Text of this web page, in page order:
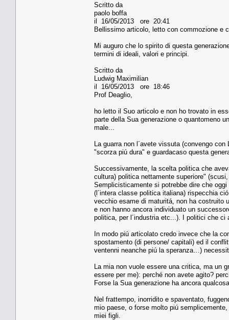
Scritto da
paolo boffa
il 16/05/2013 ore 20:41
Bellissimo articolo, letto con commozione e
Mi auguro che lo spirito di questa
termini di ideali, valori e principi.
Scritto da
Ludwig Maximilian
il 16/05/2013 ore 18:46
Prof Deaglio,
ho letto il Suo articolo e non ho trovato in
parte della Sua generazione o quantomeno
male...
La guarra non l´avete vissuta (convengo
"scorza piú dura" e guardacaso questa
Successivamente, la scelta politica che
cultura) politica nettamente superiore"
Semplicisticamente si potrebbe dire che
(l´intera classe politica italiana) rispecchia
vecchio esame di maturitá, non ha costruito
e non hanno ancora individuato un
politica, per l´industria etc...). I politici che
In modo piú articolato credo invece che la
spostamento (di persone/ capitali) ed il
ventenni neanche piú la speranza…)
La mia non vuole essere una critica, ma un
essere per me): perché non avete agito?
Forse la Sua generazione ha ancora
Nel frattempo, inorridito e spaventato,
mio paese, o forse molto piú
miei figli.